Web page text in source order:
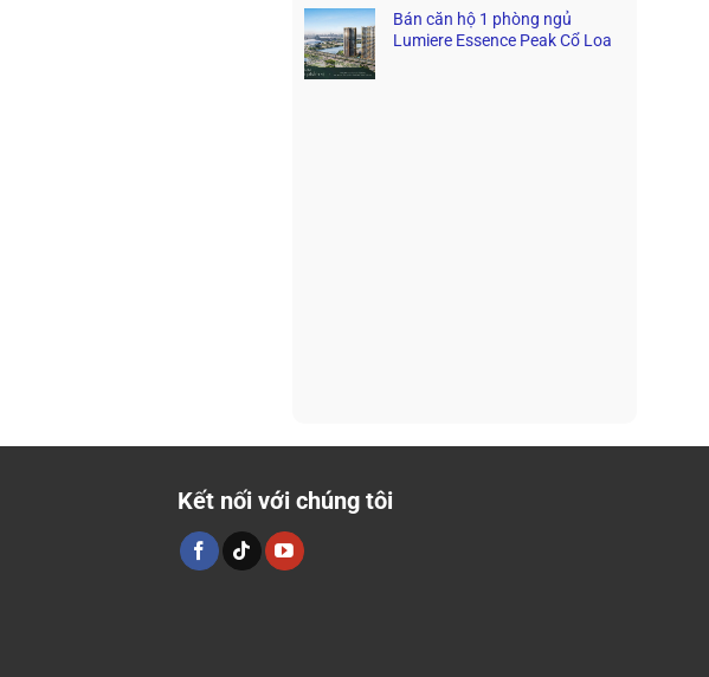
Bán căn hộ 1 phòng ngủ
Lumiere Essence Peak Cổ Loa
Kết nối với chúng tôi